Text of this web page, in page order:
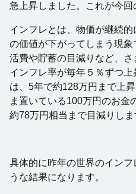
急上昇しました。これが今回
インフレとは、物価が継続
の価値が下がってしまう現
活費や貯蓄の目減りなど、さ
インフレ率が毎年５％ずつ
は、5年で約128万円まで上
ま置いている100万円のお金
約78万円相当まで目減りしま
具体的に昨年の世界のイン
うな結果になります。